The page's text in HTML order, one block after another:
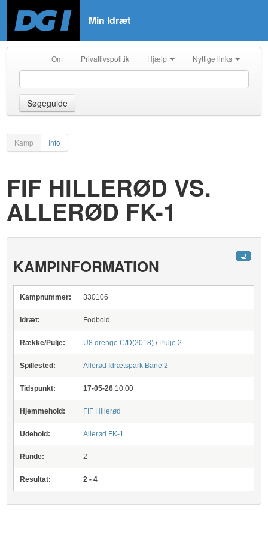
Min Idræt
Om Privatlivspolitik Hjælp Nyttige links
Søgeguide
Kamp Info
FIF HILLERØD VS.
ALLERØD FK-1
KAMPINFORMATION
Kampnummer: 330106
Idræt: Fodbold
Række/Pulje: U8 drenge C/D(2018) / Pulje 2
Spillested: Allerød Idrætspark Bane 2
Tidspunkt: 17-05-26 10:00
Hjemmehold: FIF Hillerød
Udehold: Allerød FK-1
Runde: 2
Resultat: 2 - 4